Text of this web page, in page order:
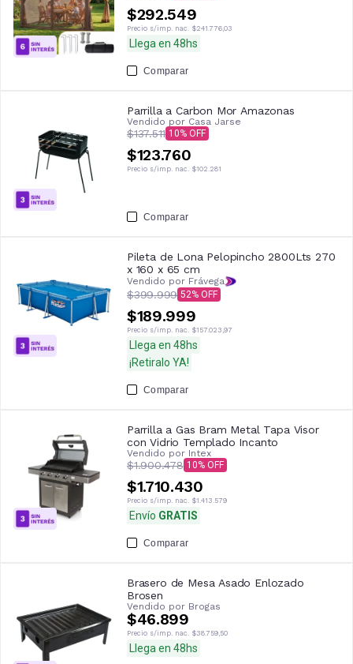
$292.549
Precio s/imp. nac. $241.776,03
Llega en 48hs
Comparar
Parrilla a Carbon Mor Amazonas
Vendido por Casa Jarse
$137.511 10
$123.760
Precio s/imp. nac. $102.281
Comparar
Pileta de Lona Pelopincho 2800Lts 270
x 160 x 65 cm
Vendido por Frávega
$399.999 52
$189.999
Precio s/imp. nac. $157.023,97
Llega en 48hs
¡Retiralo YA!
Comparar
Parrilla a Gas Bram Metal Tapa Visor
con Vidrio Templado Incanto
Vendido por Intex
$1.900.478 10
$1.710.430
Precio s/imp. nac. $1.413.579
Envío GRATIS
Comparar
Brasero de Mesa Asado Enlozado
Brosen
Vendido por Brogas
$46.899
Precio s/imp. nac. $38.759,50
Llega en 48hs